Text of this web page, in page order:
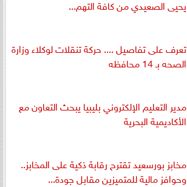
يحيى الصعيدي من كافة التهم...
تعرف على تفاصيل .... حركة تنقلات لوكلاء وزارة
الصحه بـ 14 محافظه
مدير التعليم الإلكتروني بليبيا يبحث التعاون مع
الأكاديمية البحرية
مخابز بورسعيد تقترح رقابة ذكية على المخابز..
وحوافز مالية للمتميزين مقابل جودة...